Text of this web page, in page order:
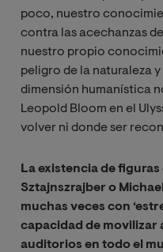
poco, nuestro
contra las acechanzas
nuestro propio
peligro de la naturaleza
dimensión humanística
Leopold Bloom en el
volver ni donde ser
La existencia de
Sztajnszrajber o
muchas veces con
capacidad de movilizar
auditorios en todo el